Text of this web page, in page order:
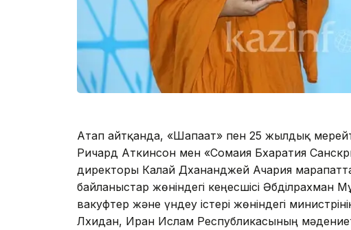
Атап айтқанда, «Шапағат» пен 25 жылдық
Ричард Аткинсон мен «Сомаия Бхаратия
директоры Калай Дхананджей Ачария
байланыстар жөніндегі кеңесшісі Әбділрахман
вакуфтер және үндеу істері жөніндегі
Лхидан, Иран Ислам Республикасының